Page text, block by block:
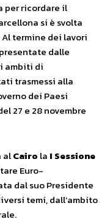
per ricordare il
si è svolta
Al termine dei lavori
dalle
ambiti di
trasmessi alla
dei Paesi
27 e 28 novembre
alCairo la I Sessione
Euro-
dal suo Presidente
temi, dall’ambito